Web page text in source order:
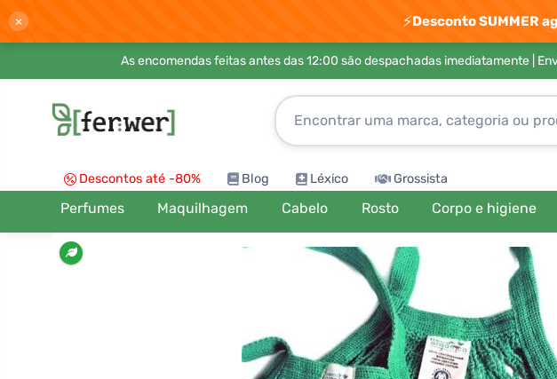
× ⚡Desconto SUMMER
As encomendas feitas antes das 12:00 são despachadas imediatamente |
Descontos até -80% Blog Léxico Grossista
Perfumes Maquilhagem Cabelo Rosto Corpo e higiene